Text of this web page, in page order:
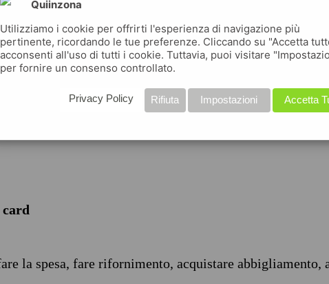
la spesa, fare rifornimento, acquistare abbigliamento,
Quiinzona
Utilizziamo i cookie per offrirti l'esperienza di navigazione più
pertinente, ricordando le tue preferenze. Cliccando su "Accetta
acconsenti all'uso di tutti i cookie. Tuttavia, puoi visitare
per fornire un consenso controllato.
Accetta
Impostazioni
Rifiuta
Privacy Policy